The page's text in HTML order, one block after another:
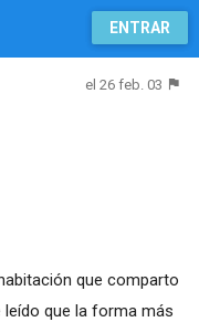
ENTRAR
el 26 feb. 03
que comparto
que la forma más